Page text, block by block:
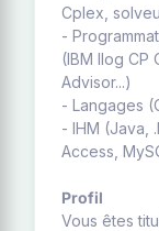
Cplex,
-
(IBM Ilog CP
Advisor...)
- Langages
- IHM (Java,
Access,
Profil
Vous êtes